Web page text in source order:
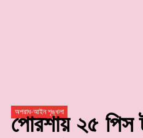
অপরাধ-আইন শৃঙ্খলা
পোরশায় ২৫ পিস